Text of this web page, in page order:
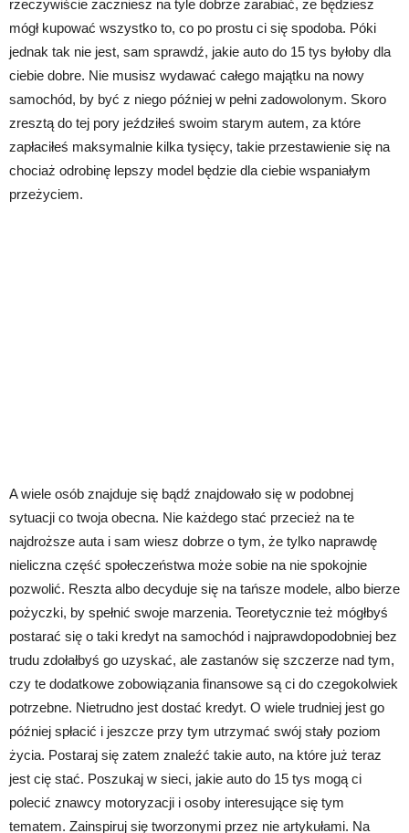
rzeczywiście zaczniesz na tyle dobrze zarabiać, że będziesz
mógł kupować wszystko to, co po prostu ci się spodoba. Póki
jednak tak nie jest, sam sprawdź, jakie auto do 15 tys byłoby dla
ciebie dobre. Nie musisz wydawać całego majątku na nowy
samochód, by być z niego później w pełni zadowolonym. Skoro
zresztą do tej pory jeździłeś swoim starym autem, za które
zapłaciłeś maksymalnie kilka tysięcy, takie przestawienie się na
chociaż odrobinę lepszy model będzie dla ciebie wspaniałym
przeżyciem.
A wiele osób znajduje się bądź znajdowało się w podobnej
sytuacji co twoja obecna. Nie każdego stać przecież na te
najdroższe auta i sam wiesz dobrze o tym, że tylko naprawdę
nieliczna część społeczeństwa może sobie na nie spokojnie
pozwolić. Reszta albo decyduje się na tańsze modele, albo bierze
pożyczki, by spełnić swoje marzenia. Teoretycznie też mógłbyś
postarać się o taki kredyt na samochód i najprawdopodobniej bez
trudu zdołałbyś go uzyskać, ale zastanów się szczerze nad tym,
czy te dodatkowe zobowiązania finansowe są ci do czegokolwiek
potrzebne. Nietrudno jest dostać kredyt. O wiele trudniej jest go
później spłacić i jeszcze przy tym utrzymać swój stały poziom
życia. Postaraj się zatem znaleźć takie auto, na które już teraz
jest cię stać. Poszukaj w sieci, jakie auto do 15 tys mogą ci
polecić znawcy motoryzacji i osoby interesujące się tym
tematem. Zainspiruj się tworzonymi przez nie artykułami. Na